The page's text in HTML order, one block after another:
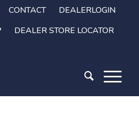
CONTACT
DEALERLOGIN
DEALER STORE LOCATOR